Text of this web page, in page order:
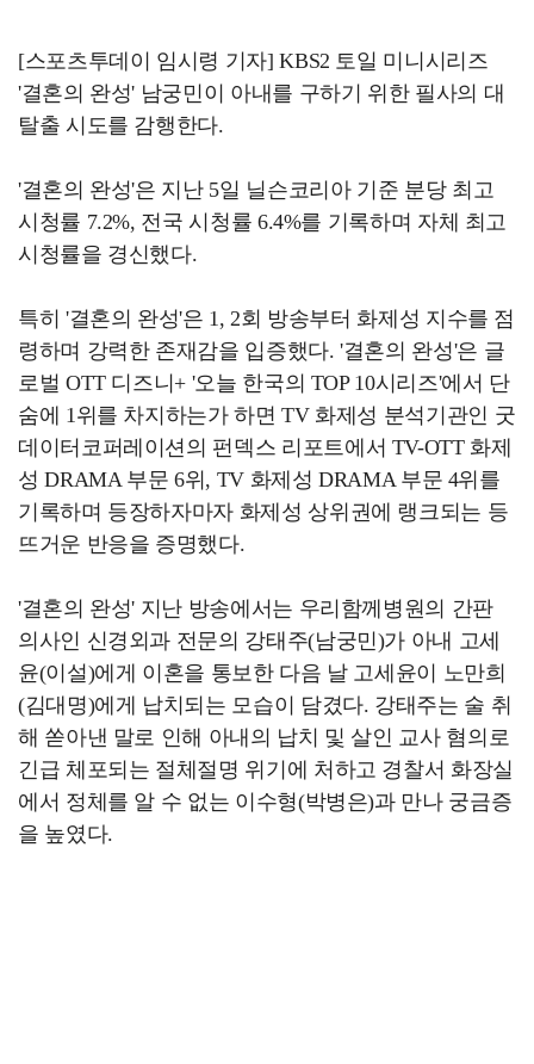
[스포츠투데이 임시령 기자] KBS2 토일 미니시리즈
'결혼의 완성' 남궁민이 아내를 구하기 위한 필사의 대
탈출 시도를 감행한다.
'결혼의 완성'은 지난 5일 닐슨코리아 기준 분당 최고
시청률 7.2%, 전국 시청률 6.4%를 기록하며 자체 최고
시청률을 경신했다.
특히 '결혼의 완성'은 1, 2회 방송부터 화제성 지수를 점
령하며 강력한 존재감을 입증했다. '결혼의 완성'은 글
로벌 OTT 디즈니+ '오늘 한국의 TOP 10시리즈'에서 단
숨에 1위를 차지하는가 하면 TV 화제성 분석기관인 굿
데이터코퍼레이션의 펀덱스 리포트에서 TV-OTT 화제
성 DRAMA 부문 6위, TV 화제성 DRAMA 부문 4위를
기록하며 등장하자마자 화제성 상위권에 랭크되는 등
뜨거운 반응을 증명했다.
'결혼의 완성' 지난 방송에서는 우리함께병원의 간판
의사인 신경외과 전문의 강태주(남궁민)가 아내 고세
윤(이설)에게 이혼을 통보한 다음 날 고세윤이 노만희
(김대명)에게 납치되는 모습이 담겼다. 강태주는 술 취
해 쏟아낸 말로 인해 아내의 납치 및 살인 교사 혐의로
긴급 체포되는 절체절명 위기에 처하고 경찰서 화장실
에서 정체를 알 수 없는 이수형(박병은)과 만나 궁금증
을 높였다.